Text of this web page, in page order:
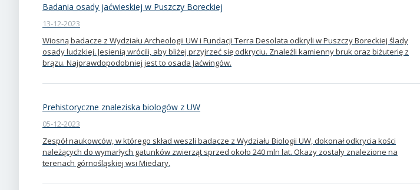
Badania osady jaćwieskiej w Puszczy Boreckiej
13-12-2023
Wiosną badacze z Wydziału Archeologii UW i Fundacji Terra Desolata odkryli w Puszczy Boreckiej ślady
osady ludzkiej. Jesienią wrócili, aby bliżej przyjrzeć się odkryciu. Znaleźli kamienny bruk oraz biżuterię z
brązu. Najprawdopodobniej jest to osada Jaćwingów.
Prehistoryczne znaleziska biologów z UW
05-12-2023
Zespół naukowców, w którego skład weszli badacze z Wydziału Biologii UW, dokonał odkrycia kości
należących do wymarłych gatunków zwierząt sprzed około 240 mln lat. Okazy zostały znalezione na
terenach górnośląskiej wsi Miedary.